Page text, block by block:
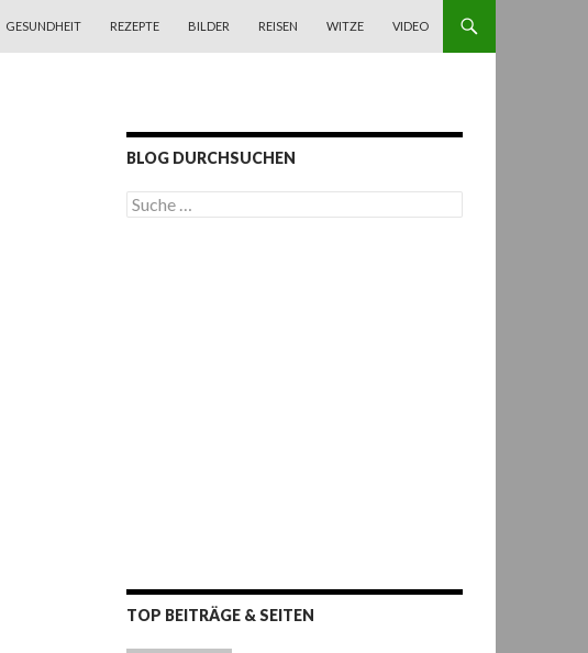
GESUNDHEIT REZEPTE BILDER REISEN WITZE VIDEO
BLOG DURCHSUCHEN
S
u
TOP BEITRÄGE & SEITEN